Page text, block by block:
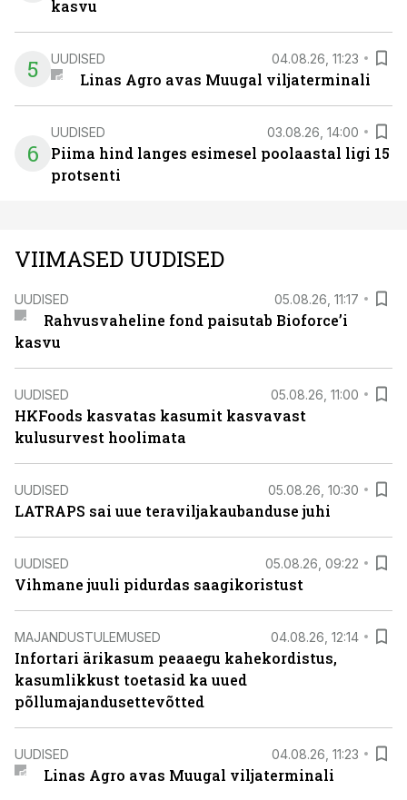
kasvu
5 UUDISED 04.08.26, 11:23
Linas Agro avas Muugal viljaterminali
6
UUDISED 03.08.26, 14:00
Piima hind langes esimesel poolaastal ligi 15
protsenti
VIIMASED UUDISED
UUDISED 05.08.26, 11:17
Rahvusvaheline fond paisutab Bioforce’i
kasvu
UUDISED 05.08.26, 11:00
HKFoods kasvatas kasumit kasvavast
kulusurvest hoolimata
UUDISED 05.08.26, 10:30
LATRAPS sai uue teraviljakaubanduse juhi
UUDISED 05.08.26, 09:22
Vihmane juuli pidurdas saagikoristust
MAJANDUSTULEMUSED 04.08.26, 12:14
Infortari ärikasum peaaegu kahekordistus,
kasumlikkust toetasid ka uued
põllumajandusettevõtted
UUDISED 04.08.26, 11:23
Linas Agro avas Muugal viljaterminali